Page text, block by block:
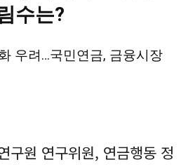
수는?
우려…국민연금, 금융시장
구원 연구위원, 연금행동 정